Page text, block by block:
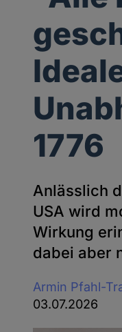
1776
Anlässlich
USA wird
Wirkung
dabei aber
Armin Pfahl-
03.07.2026